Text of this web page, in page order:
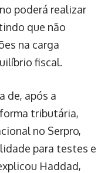
poderá realizar
que não
na carga
fiscal.
de, após a
tributária,
no Serpro,
para testes e
Haddad,